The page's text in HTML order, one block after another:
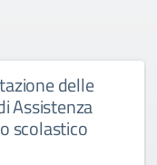
delle
Assistenza
scolastico